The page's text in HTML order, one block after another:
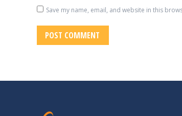
Save my name, email, and website in this
POST COMMENT